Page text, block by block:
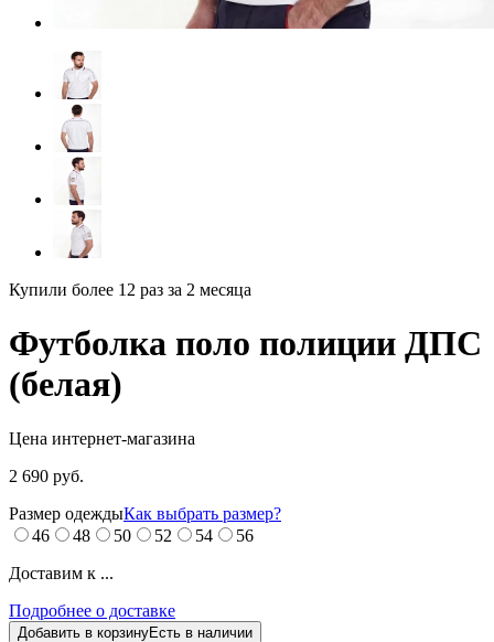
Купили более 12 раз за 2 месяца
Футболка поло полиции ДПС
(белая)
Цена интернет-магазина
2 690 руб.
Размер одеждыКак выбрать размер?
46
48 50 52 54
56
Доставим к ...
Подробнее о доставке
Добавить в корзинуЕсть в наличии